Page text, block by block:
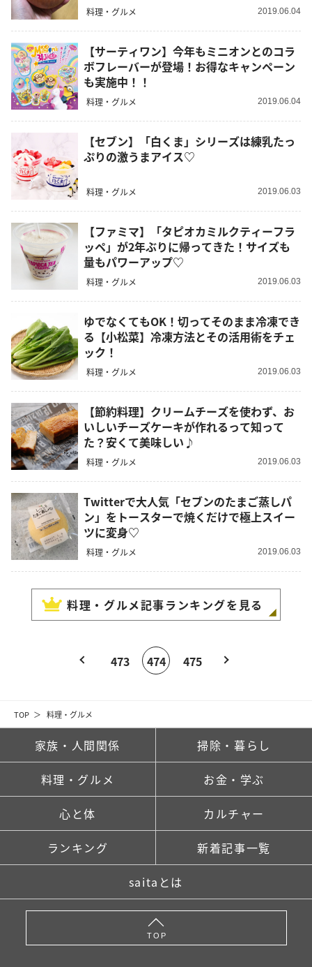
TOP 料理・グルメ
料理・グルメ 2019.06.04
【サーティワン】今年もミニオンとのコラ
ボフレーバーが登場！お得なキャンペーン
も実施中！！
料理・グルメ 2019.06.04
【セブン】「白くま」シリーズは練乳たっ
ぷりの激うまアイス♡
料理・グルメ 2019.06.03
【ファミマ】「タピオカミルクティーフラ
ッペ」が2年ぶりに帰ってきた！サイズも
量もパワーアップ♡
料理・グルメ 2019.06.03
ゆでなくてもOK！切ってそのまま冷凍でき
る【小松菜】冷凍方法とその活用術をチェ
ック！
料理・グルメ 2019.06.03
【節約料理】クリームチーズを使わず、お
いしいチーズケーキが作れるって知って
た？安くて美味しい♪
料理・グルメ 2019.06.03
Twitterで大人気「セブンのたまご蒸しパ
ン」をトースターで焼くだけで極上スイー
ツに変身♡
料理・グルメ 2019.06.03
料理・グルメ記事ランキングを見る
473 474 475
家族・人間関係 掃除・暮らし
料理・グルメ お金・学ぶ
心と体 カルチャー
ランキング 新着記事一覧
saitaとは
TOP